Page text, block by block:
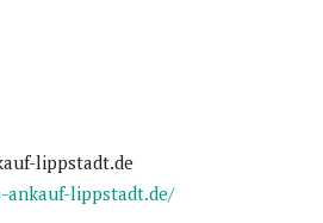
lippstadt.de
lippstadt.de/